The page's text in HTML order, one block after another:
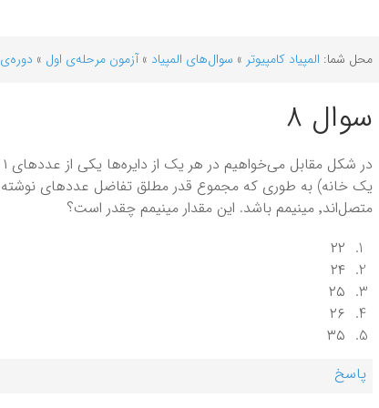
محل شما: المپیاد کامپیوتر » سوال‌های المپیاد »آزمون مرحله‌ی اول » دوره‌ی ۷
سوال ۸
یک خانه) به طوری که مجموع قدر مطلق تفاضل عددهای نوشته
متصل‌اند٬ مینیمم باشد. این مقدار مینیمم چقدر است؟
۲۲
۲۴
۲۵
۲۶
۳۵
پاسخ